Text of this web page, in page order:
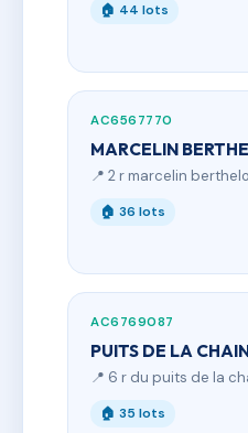
🏠 44 lots
AC6567770
MARCELIN
📍 2 r marcelin
🏠 36 lots
AC6769087
PUITS DE LA
📍 6 r du puits de la
🏠 35 lots